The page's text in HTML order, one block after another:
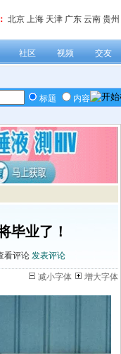
北京 上海 天津 广东 云南 贵州
社区 视频 交友
标题 内容
毕业了！
看评论 发表评论
减小字体 增大字体